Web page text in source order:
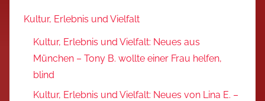
Kultur, Erlebnis und Vielfalt
Kultur, Erlebnis und Vielfalt: Neues aus
München – Tony B. wollte einer Frau helfen,
blind
Kultur, Erlebnis und Vielfalt: Neues von Lina E. –